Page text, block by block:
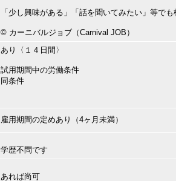
「少し興味がある」「話を聞いてみたい」等で
©︎ カーニバルジョブ（Carnival JOB）
あり〈１４日間〉
試用期間中の労働条件
同条件
雇用期間の定めあり（4ヶ月未満）
学歴不問です
あれば尚可